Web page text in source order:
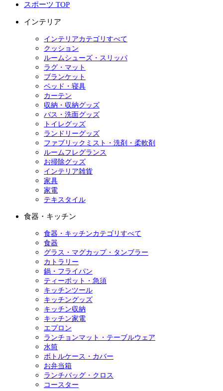
スポーツ TOP
インテリア
インテリアカテゴリすべて
クッション
ルームシューズ・スリッパ
ラグ・マット
ブランケット
ベッド・寝具
カーテン
収納・収納グッズ
バス・洗面グッズ
トイレグッズ
ランドリーグッズ
ファブリックミスト・洗剤・柔軟剤
ルームフレグランス
お掃除グッズ
インテリア雑貨
家具
家電
テキスタイル
食器・キッチン
食器・キッチンカテゴリすべて
食器
グラス・マグカップ・タンブラー
カトラリー
鍋・フライパン
ティーポット・急須
キッチンツール
キッチングッズ
キッチン収納
キッチン家電
エプロン
ランチョンマット・テーブルウェア
水筒
ボトルケース・カバー
お弁当箱
ランチバッグ・クロス
コースター